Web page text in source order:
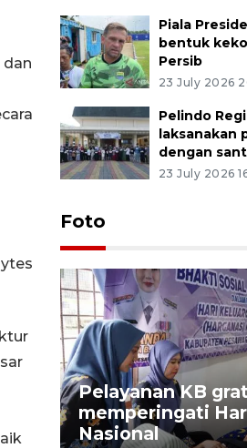
Piala
bentuk
Persib
23 July 2026
Pelindo
laksanakan
dengan
23 July 2026
Foto
Pelayanan KB
memperingati
Nasional